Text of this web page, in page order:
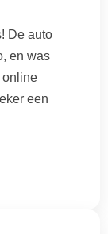
De auto
en was
online
een